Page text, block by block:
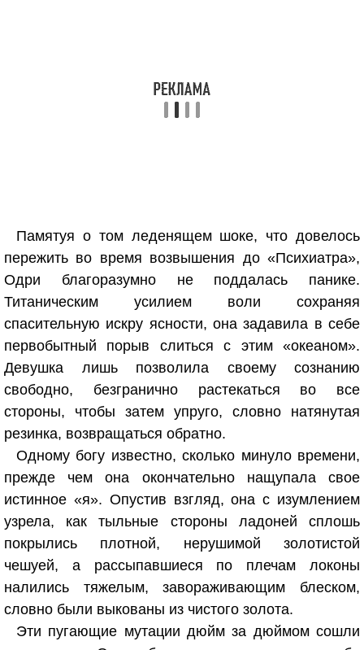
Памятуя о том леденящем шоке, что довелось
пережить во время возвышения до «Психиатра»,
Одри благоразумно не поддалась панике.
Титаническим усилием воли сохраняя
спасительную искру ясности, она задавила в себе
первобытный порыв слиться с этим «океаном».
Девушка лишь позволила своему сознанию
свободно, безгранично растекаться во все
стороны, чтобы затем упруго, словно натянутая
резинка, возвращаться обратно.
Одному богу известно, сколько минуло времени,
прежде чем она окончательно нащупала свое
истинное «я». Опустив взгляд, она с изумлением
узрела, как тыльные стороны ладоней сплошь
покрылись плотной, нерушимой золотистой
чешуей, а рассыпавшиеся по плечам локоны
налились тяжелым, завораживающим блеском,
словно были выкованы из чистого золота.
Эти пугающие мутации дюйм за дюймом сошли